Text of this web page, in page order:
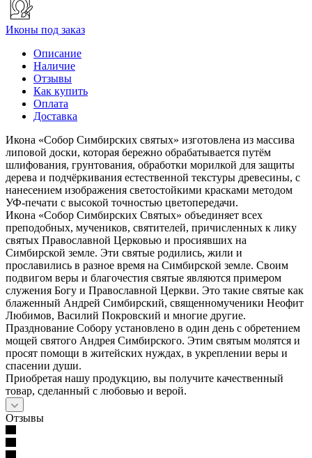
Иконы под заказ
Описание
Наличие
Отзывы
Как купить
Оплата
Доставка
Икона «Собор Симбирских святых» изготовлена из массива
липовой доски, которая бережно обрабатывается путём
шлифования, грунтования, обработки морилкой для защиты
дерева и подчёркивания естественной текстуры древесины, с
нанесением изображения светостойкими красками методом
УФ-печати с высокой точностью цветопередачи.
Икона «Собор Симбирских Святых» объединяет всех
преподобных, мучеников, святителей, причисленных к лику
святых Православной Церковью и просиявших на
Симбирской земле. Эти святые родились, жили и
прославились в разное время на Симбирской земле. Своим
подвигом веры и благочестия святые являются примером
служения Богу и Православной Церкви. Это такие святые как
блаженный Андрей Симбирский, священномученики Неофит
Любимов, Василий Покровский и многие другие.
Празднование Собору установлено в один день с обретением
мощей святого Андрея Симбирского. Этим святым молятся и
просят помощи в житейских нуждах, в укреплении веры и
спасении души.
Приобретая нашу продукцию, вы получите качественный
товар, сделанный с любовью и верой.
Отзывы